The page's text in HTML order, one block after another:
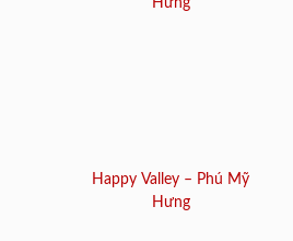
Happy Valley – Phú Mỹ
Hưng